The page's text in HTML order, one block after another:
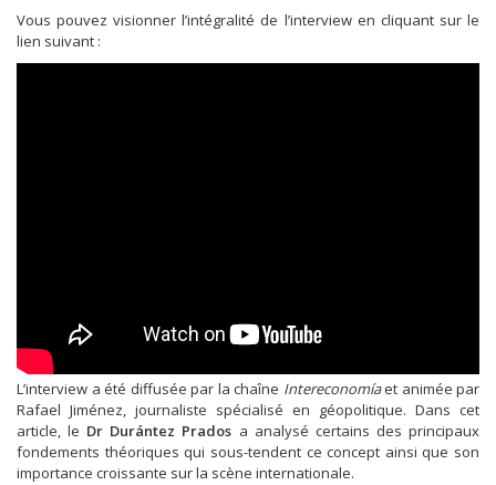
Vous pouvez visionner l’intégralité de l’interview en cliquant sur le
lien suivant :
L’interview a été diffusée par la chaîne Intereconomíaet animée par
Rafael Jiménez, journaliste spécialisé en géopolitique. Dans cet
article, le Dr Durántez Prados a analysé certains des principaux
fondements théoriques qui sous-tendent ce concept ainsi que son
importance croissante sur la scène internationale.